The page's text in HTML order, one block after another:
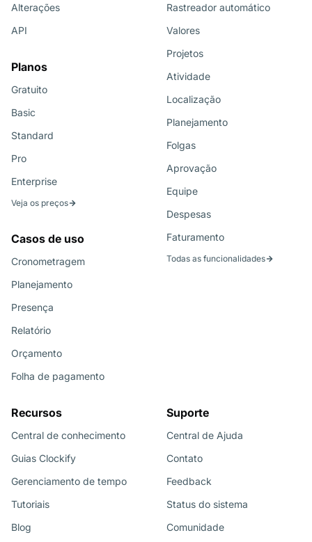
Alterações
API
Planos
Gratuito
Basic
Standard
Pro
Enterprise
Veja os preços
Casos de uso
Cronometragem
Planejamento
Presença
Relatório
Orçamento
Folha de pagamento
Rastreador automático
Valores
Projetos
Atividade
Localização
Planejamento
Folgas
Aprovação
Equipe
Despesas
Faturamento
Todas as funcionalidades
Recursos
Central de conhecimento
Guias Clockify
Gerenciamento de tempo
Tutoriais
Blog
Suporte
Central de Ajuda
Contato
Feedback
Status do sistema
Comunidade